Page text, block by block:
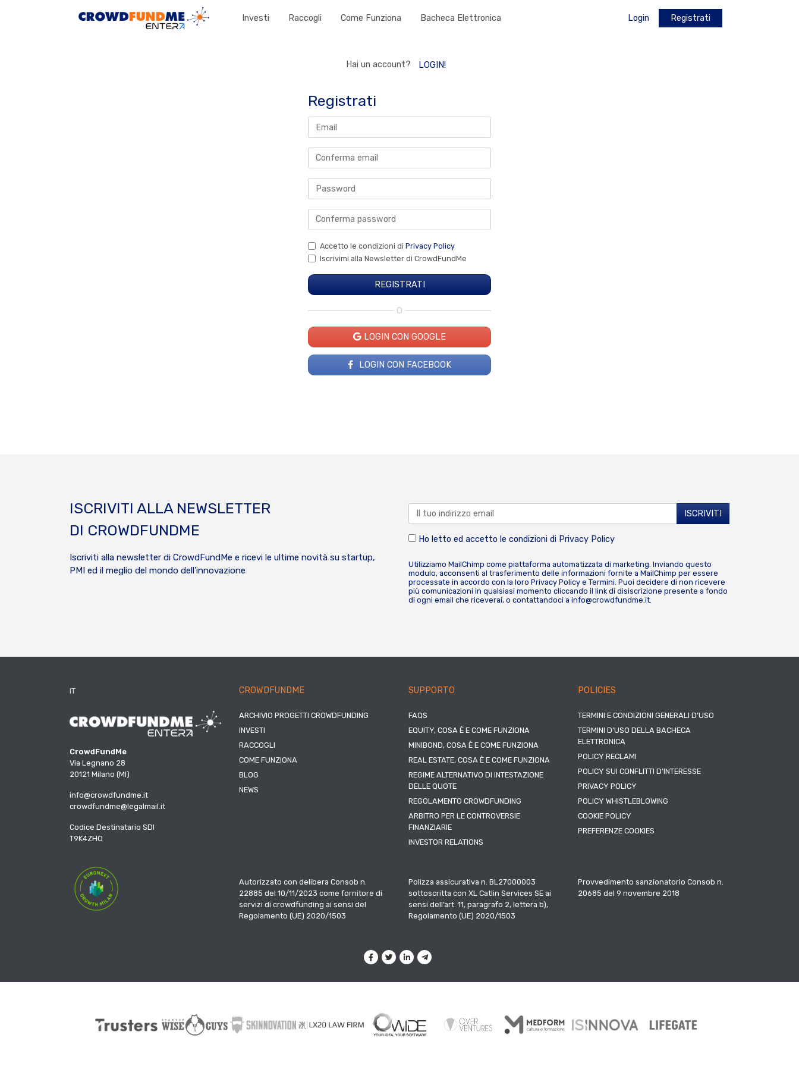
Investi Raccogli Come Funziona Bacheca Elettronica Login Registrati
Hai un account? LOGIN!
Registrati
Accetto le condizioni di Privacy Policy
Iscrivimi alla Newsletter di CrowdFundMe
O
LOGIN CON GOOGLE
LOGIN CON FACEBOOK
ISCRIVITI ALLA NEWSLETTER
DI CROWDFUNDME
Iscriviti alla newsletter di CrowdFundMe e ricevi le ultime novità su startup,
PMI ed il meglio del mondo dell’innovazione
Ho letto ed accetto le condizioni di Privacy Policy
Utilizziamo MailChimp come piattaforma automatizzata di marketing. Inviando questo
modulo, acconsenti al trasferimento delle informazioni fornite a MailChimp per essere
processate in accordo con la loro Privacy Policy e Termini. Puoi decidere di non ricevere
più comunicazioni in qualsiasi momento cliccando il link di disiscrizione presente a fondo
di ogni email che riceverai, o contattandoci a info@crowdfundme.it.
IT
CrowdFundMe
Via Legnano 28
20121 Milano (MI)
info@crowdfundme.it
crowdfundme@legalmail.it
Codice Destinatario SDI
T9K4ZHO
CROWDFUNDME
ARCHIVIO PROGETTI CROWDFUNDING
INVESTI
RACCOGLI
COME FUNZIONA
BLOG
NEWS
SUPPORTO
FAQS
EQUITY, COSA È E COME FUNZIONA
MINIBOND, COSA È E COME FUNZIONA
REAL ESTATE, COSA È E COME FUNZIONA
REGIME ALTERNATIVO DI INTESTAZIONE
DELLE QUOTE
REGOLAMENTO CROWDFUNDING
ARBITRO PER LE CONTROVERSIE
FINANZIARIE
INVESTOR RELATIONS
POLICIES
TERMINI E CONDIZIONI GENERALI D’USO
TERMINI D’USO DELLA BACHECA
ELETTRONICA
POLICY RECLAMI
POLICY SUI CONFLITTI D’INTERESSE
PRIVACY POLICY
POLICY WHISTLEBLOWING
COOKIE POLICY
PREFERENZE COOKIES
Autorizzato con delibera Consob n.
22885 del 10/11/2023 come fornitore di
servizi di crowdfunding ai sensi del
Regolamento (UE) 2020/1503
Polizza assicurativa n. BL27000003
sottoscritta con XL Catlin Services SE ai
sensi dell’art. 11, paragrafo 2, lettera b),
Regolamento (UE) 2020/1503
Provvedimento sanzionatorio Consob n.
20685 del 9 novembre 2018